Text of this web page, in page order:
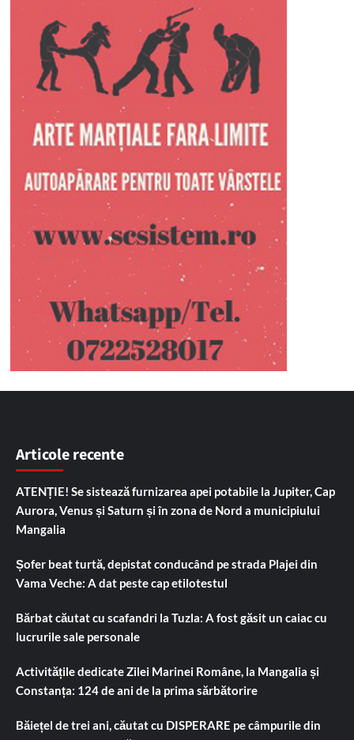
Articole recente
ATENȚIE! Se sistează furnizarea apei potabile la Jupiter, Cap
Aurora, Venus și Saturn și în zona de Nord a municipiului
Mangalia
Șofer beat turtă, depistat conducând pe strada Plajei din
Vama Veche: A dat peste cap etilotestul
Bărbat căutat cu scafandri la Tuzla: A fost găsit un caiac cu
lucrurile sale personale
Activitățile dedicate Zilei Marinei Române, la Mangalia și
Constanța: 124 de ani de la prima sărbătorire
Băiețel de trei ani, căutat cu DISPERARE pe câmpurile din